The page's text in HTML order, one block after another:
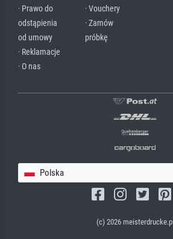
· Prawo do
odstąpienia
od umowy
· Reklamacje
· O nas
· Vouchery
· Zamów
próbkę
Polska
(c) 2026 meisterdrucke.pl